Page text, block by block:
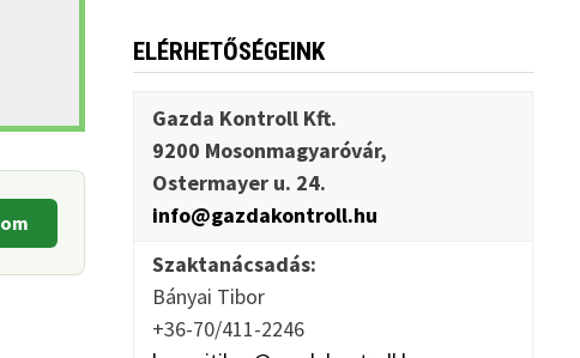
ELÉRHETŐSÉGEINK
Gazda Kontroll Kft.
9200 Mosonmagyaróvár,
Ostermayer u. 24.
info@gazdakontroll.hu
Szaktanácsadás:
Bányai Tibor
+36-70/411-2246